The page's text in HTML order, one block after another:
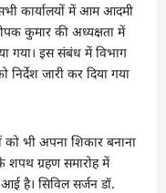
कार्यालयों में आम आदमी
कुमार की अध्यक्षता में
गया। इस संबंध में विभाग
जारी कर दिया गया
भी अपना शिकार बनाना
शपथ ग्रहण समारोह में
आई है। सिविल सर्जन डॉ.